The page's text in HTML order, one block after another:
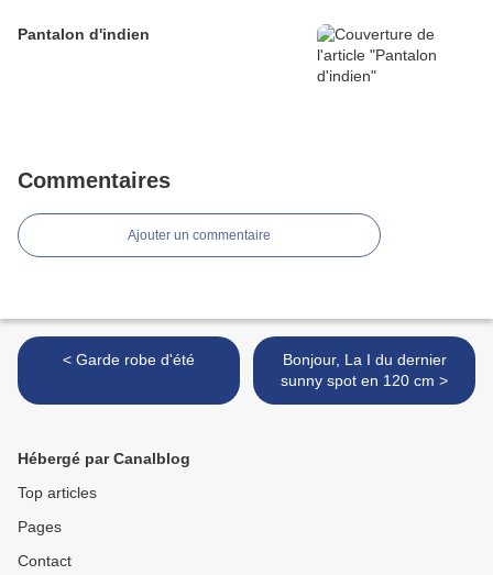
Pantalon d'indien
Commentaires
Ajouter un commentaire
< Garde robe d'été
Bonjour, La I du dernier
sunny spot en 120 cm >
Hébergé par Canalblog
Top articles
Pages
Contact